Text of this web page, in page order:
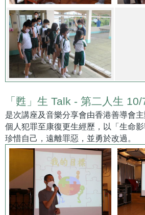
「甦」生 Talk - 第二人生
是次講座及音樂分享會由香港善導會
個人犯罪至康復更生經歷，以「生命
珍惜自己，遠離罪惡，並勇於改過。